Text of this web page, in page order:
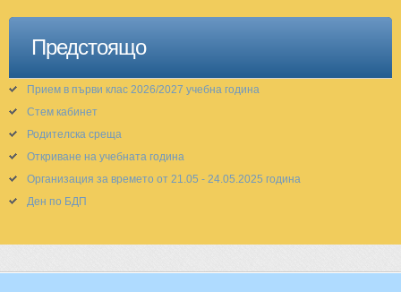
Предстоящо
Прием в първи клас 2026/2027 учебна година
Стем кабинет
Родителска среща
Откриване на учебната година
Организация за времето от 21.05 - 24.05.2025 година
Ден по БДП